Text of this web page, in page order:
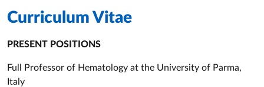
Curriculum Vitae
PRESENT POSITIONS
Full Professor of Hematology at the University of Parma,
Italy